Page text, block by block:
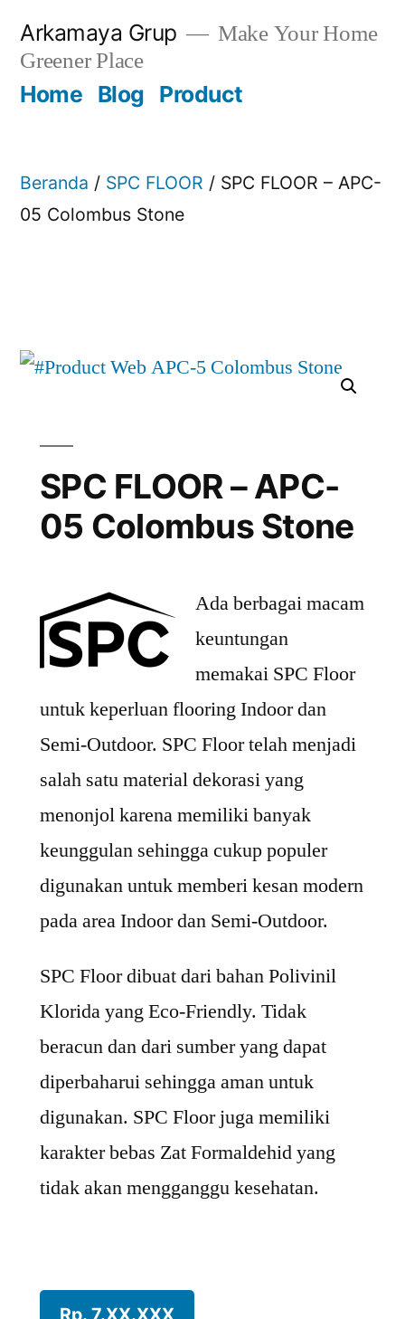
content
Arkamaya Grup
Make Your Home
Greener Place
Home Blog Product
Beranda / SPC FLOOR / SPC FLOOR – APC-
05 Colombus Stone
SPC FLOOR – APC-
05 Colombus Stone
Ada berbagai macam
keuntungan
memakai SPC Floor
untuk keperluan flooring Indoor dan
Semi-Outdoor. SPC Floor telah menjadi
salah satu material dekorasi yang
menonjol karena memiliki banyak
keunggulan sehingga cukup populer
digunakan untuk memberi kesan modern
pada area Indoor dan Semi-Outdoor.
SPC Floor dibuat dari bahan Polivinil
Klorida yang Eco-Friendly. Tidak
beracun dan dari sumber yang dapat
diperbaharui sehingga aman untuk
digunakan. SPC Floor juga memiliki
karakter bebas Zat Formaldehid yang
tidak akan mengganggu kesehatan.